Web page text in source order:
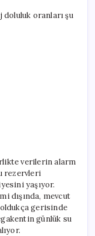
doluluk oranları şu
verilerin alarm
rezervleri
yaşıyor.
dışında, mevcut
oldukça gerisinde
günlük su